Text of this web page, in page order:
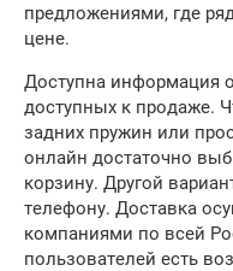
предложениями, где
цене.
Доступна информация
доступных к продаже.
задних пружин или
онлайн достаточно
корзину. Другой
телефону. Доставка
компаниями по всей
пользователей есть